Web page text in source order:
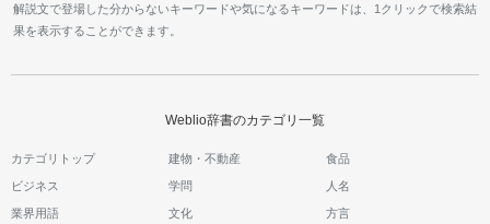
解説文で登場した分からないキーワードや気になるキーワードは、1クリックで検索結
果を表示することができます。
Weblio辞書のカテゴリ一覧
カテゴリトップ 建物・不動産 食品
ビジネス 学問 人名
業界用語 文化 方言